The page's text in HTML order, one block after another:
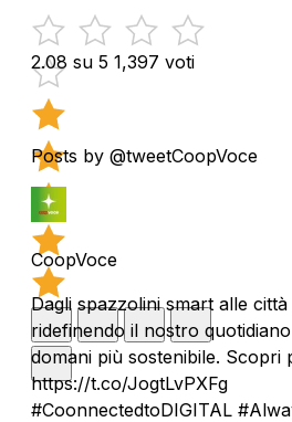
2.08 su 5 1,397 voti
Posts by @tweetCoopVoce
CoopVoce
Dagli spazzolini smart alle
ridefinendo il nostro
domani più sostenibile. Scopri
https://t.co/JogtLvPXFg
#CoonnectedtoDIGITAL